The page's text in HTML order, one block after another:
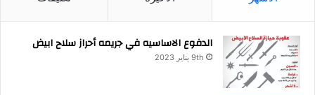
الدفوع الاساسيه في جريمه أحراز سلاح ابيض
9th يناير 2023